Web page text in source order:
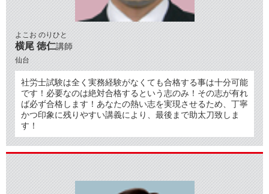
よこお のりひと
横尾 徳仁講師
仙台
社労士試験は全く実務経験がなくても合格する事は十分可能
です！必要なのは絶対合格するという志のみ！その志が有れ
ば必ず合格します！あなたの熱い志を実現させるため、丁寧
かつ印象に残りやすい講義により、最後まで助太刀致しま
す！